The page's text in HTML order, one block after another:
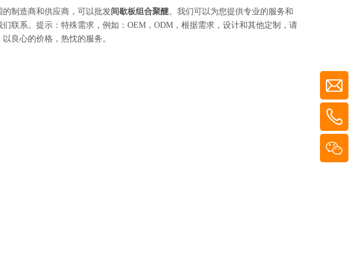
的制造商和供应商，可以批发 间歇板组合聚醚。我们可以为您提供专业的服务和
们联系。提示：特殊需求，例如：OEM，ODM，根据需求，设计和其他定制，请
良心的价格，热忱的服务。